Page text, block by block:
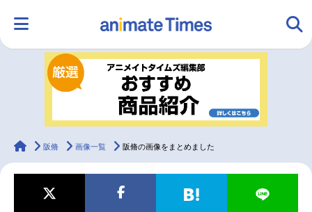
ランキング アニメ
ラジオ みんなの声
マンガ・ラノベ ゲーム・アプリ 音楽 コスプレ
animateTimes
阪脩 画像一覧 阪脩の画像をまとめました